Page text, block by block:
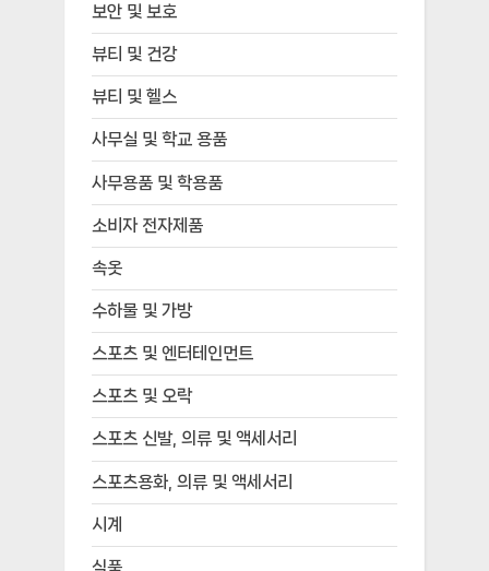
보안 및 보호
뷰티 및 건강
뷰티 및 헬스
사무실 및 학교 용품
사무용품 및 학용품
소비자 전자제품
속옷
수하물 및 가방
스포츠 및 엔터테인먼트
스포츠 및 오락
스포츠 신발, 의류 및 액세서리
스포츠용화, 의류 및 액세서리
시계
식품